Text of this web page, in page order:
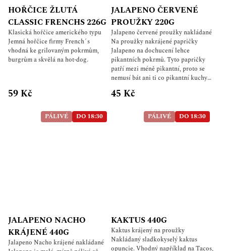
HOŘČICE ŽLUTÁ
CLASSIC FRENCHS 226G
Klasická hořčice amerického typu
Jemná hořčice firmy French´s
vhodná ke grilovaným pokrmům,
burgrům a skvělá na hot-dog.
59 Kč
JALAPENO ČERVENÉ
PROUŽKY 220G
Jalapeno červené proužky nakládané
Na proužky nakrájené papričky
Jalapeno na dochucení lehce
pikantních pokrmů. Tyto papričky
patří mezi méně pikantní, proto se
nemusí bát ani ti co pikantní kuchyni
příliš nemusí. Dodávají vašemu
pokrmu pikantnost, chuť a bravu.
krájené na proužky, voda, ocet,
45 Kč
PÁLIVÉ DO 18:30
JALAPENO NACHO
KRÁJENÉ 440G
Jalapeno Nacho krájené nakládané
PÁLIVÉ DO 18:30
KAKTUS 440G
Kaktus krájený na proužky
Nakládaný sladkokyselý kaktus
opuncie. Vhodný například na Tacos,